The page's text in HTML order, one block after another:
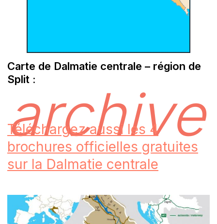
Carte de Dalmatie centrale – région de
Split :
archive
Téléchargez aussi les 4
brochures officielles gratuites
sur la Dalmatie centrale